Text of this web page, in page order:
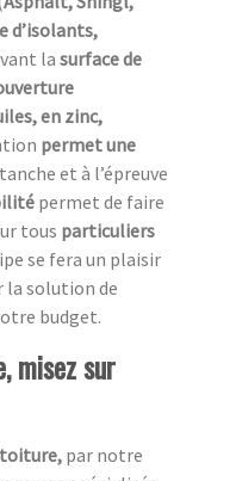
d’isolants,
lasurface de
en zinc,
permet une
et à l’épreuve
permet de faire
tous particuliers
se fera un plaisir
la solution de
budget.
misez sur
toiture, par notre